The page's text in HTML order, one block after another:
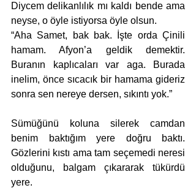
Diycem delikanlılık mı kaldı bende ama
neyse, o öyle istiyorsa öyle olsun.
“Aha Samet, bak bak. İşte orda Çinili
hamam. Afyon’a geldik demektir.
Buranın kaplıcaları var aga. Burada
inelim, önce sıcacık bir hamama gideriz
sonra sen nereye dersen, sıkıntı yok.”
Sümüğünü koluna silerek camdan
benim baktığım yere doğru baktı.
Gözlerini kıstı ama tam seçemedi neresi
olduğunu, balgam çıkararak tükürdü
yere.